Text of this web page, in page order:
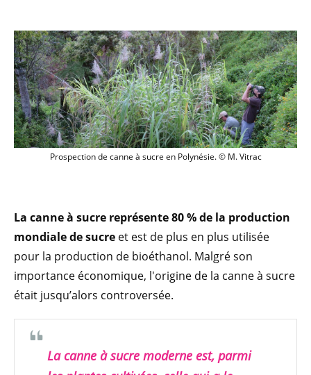
Prospection de canne à sucre en
Prospection de canne à sucre en Polynésie. © M. Vitrac
La canne à sucre représente 80 % de la production
mondiale de sucre et est de plus en plus utilisée
pour la production de bioéthanol. Malgré son
importance économique, l'origine de la canne à sucre
était jusqu’alors controversée.
La canne à sucre moderne est, parmi